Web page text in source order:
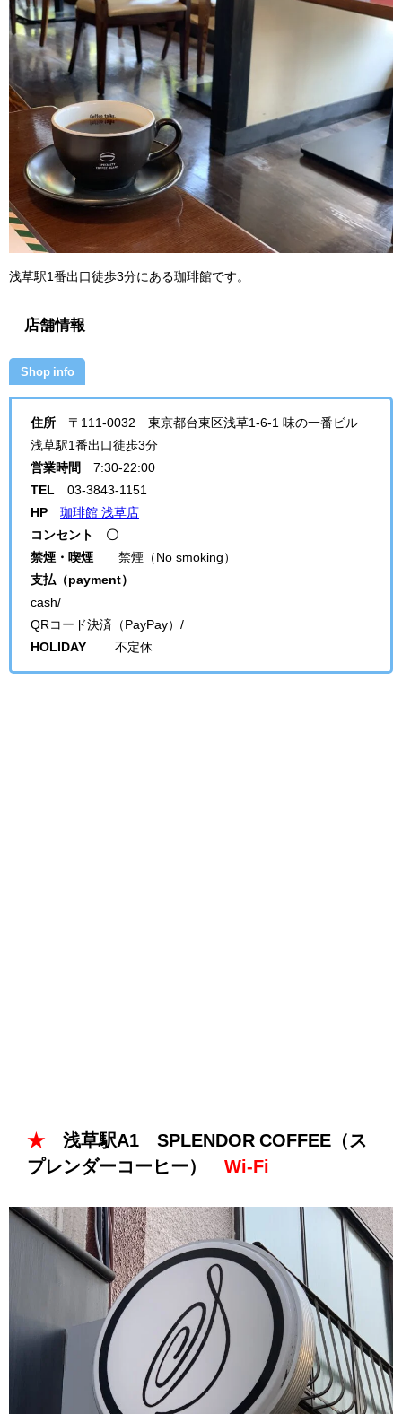
浅草駅1番出口徒歩3分にある珈琲館です。
店舗情報
Shop info
住所 〒111-0032 東京都台東区浅草1-6-1 味の一番ビル
浅草駅1番出口徒歩3分
営業時間
7:30-22:00
TEL 03-3843-1151
HP 珈琲館 浅草店
コンセント 〇
禁煙・喫煙 禁煙（No smoking）
支払（payment）
cash/
QRコード決済（PayPay）/
HOLIDAY 不定休
★浅草駅A1 SPLENDOR COFFEE（ス
プレンダーコーヒー） Wi-Fi